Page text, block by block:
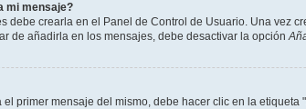
mi mensaje?
debe crearla en el Panel de Control de Usuario. Una vez
de añadirla en los mensajes, debe desactivar la opción
primer mensaje del mismo, debe hacer clic en la